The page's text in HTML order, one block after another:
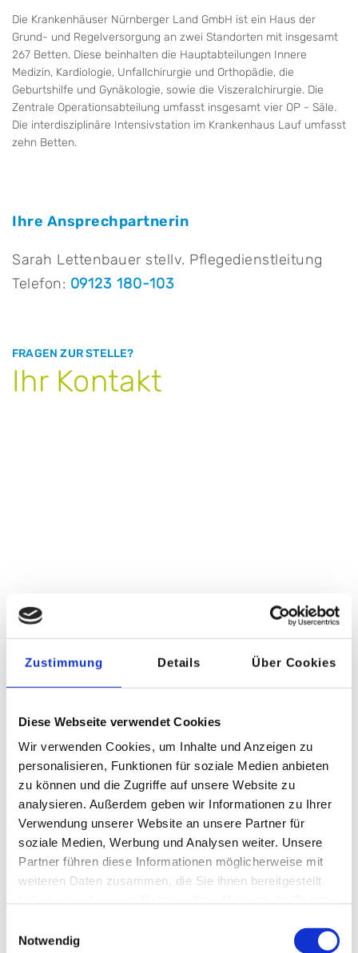
Zustimmung Details Über Cookies
Diese Webseite verwendet Cookies
Wir verwenden Cookies, um Inhalte und Anzeigen zu
personalisieren, Funktionen für soziale Medien anbieten
zu können und die Zugriffe auf unsere Website zu
analysieren. Außerdem geben wir Informationen zu Ihrer
Verwendung unserer Website an unsere Partner für
soziale Medien, Werbung und Analysen weiter. Unsere
Partner führen diese Informationen möglicherweise mit
weiteren Daten zusammen, die Sie ihnen bereitgestellt
Notwendig
Die Krankenhäuser Nürnberger Land GmbH ist ein Haus der
Grund- und Regelversorgung an zwei Standorten mit insgesamt
267 Betten. Diese beinhalten die Hauptabteilungen Innere
Medizin, Kardiologie, Unfallchirurgie und Orthopädie, die
Geburtshilfe und Gynäkologie, sowie die Viszeralchirurgie. Die
Zentrale Operationsabteilung umfasst insgesamt vier OP - Säle.
Die interdisziplinäre Intensivstation im Krankenhaus Lauf umfasst
zehn Betten.
Ihre Ansprechpartnerin
Sarah Lettenbauer stellv. Pflegedienstleitung
Telefon: 09123 180-103
FRAGEN ZUR STELLE?
Ihr Kontakt
Florian Schneider
Recruiting | Personalmanagement
0911/398-3284
DIREKT ZUR KURZBEWERBUNG
EINFACH MEHR FÜR SIE DRIN
Benefits für
Beschäftigte